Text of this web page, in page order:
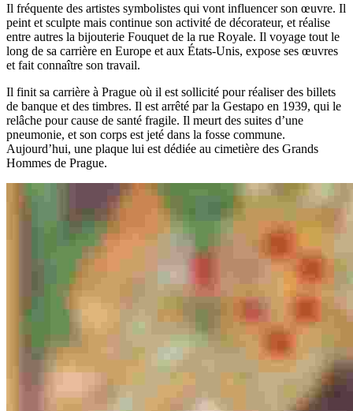
Il fréquente des artistes symbolistes qui vont influencer son œuvre. Il
peint et sculpte mais continue son activité de décorateur, et réalise
entre autres la bijouterie Fouquet de la rue Royale. Il voyage tout le
long de sa carrière en Europe et aux États-Unis, expose ses œuvres
et fait connaître son travail.
Il finit sa carrière à Prague où il est sollicité pour réaliser des billets
de banque et des timbres. Il est arrêté par la Gestapo en 1939, qui le
relâche pour cause de santé fragile. Il meurt des suites d’une
pneumonie, et son corps est jeté dans la fosse commune.
Aujourd’hui, une plaque lui est dédiée au cimetière des Grands
Hommes de Prague.